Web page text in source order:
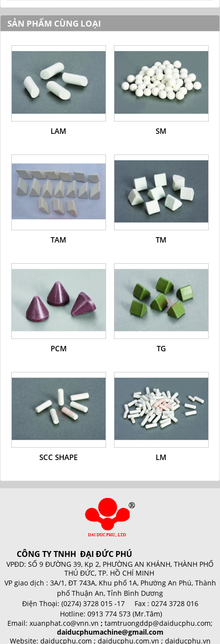
SẢN PHẨM CÙNG LOẠI
LAM SM
TAM TM
PCM TG
SCC SHAPE LM
CÔNG TY TNHH ĐẠI ĐỨC PHÚ
VPĐD: SỐ 9 ĐƯỜNG 39, Kp 2, PHƯỜNG AN KHÁNH, THÀNH PHỐ
THỦ ĐỨC, TP. HỒ CHÍ MINH
VP giao dịch : 3A/1, ĐT 743A, Khu phố 1A, Phường An Phú, Thành
phố Thuận An, Tỉnh Bình Dương
Điện Thoại: (0274) 3728 015 -17 Fax : 0274 3728 016
Hotline: 0913 774 573 (Mr.Tâm)
Email: xuanphat.co@vnn.vn ; tamtruongddp@daiducphu.com;
daiducphumachine@gmail.com
Website: daiducphu.com ; daiducphu.com.vn ; daiducphu.vn